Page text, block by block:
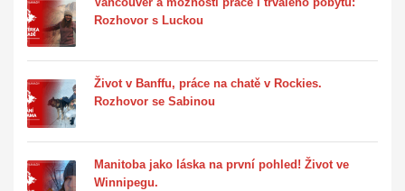
Rozhovor s Luckou
Život v Banffu, práce na chatě v Rockies.
Rozhovor se Sabinou
Manitoba jako láska na první pohled! Život ve
Winnipegu.